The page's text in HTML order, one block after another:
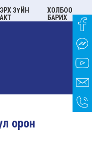
ЭРХ ЗҮЙН
АКТ
ХОЛБОО
БАРИХ
орон